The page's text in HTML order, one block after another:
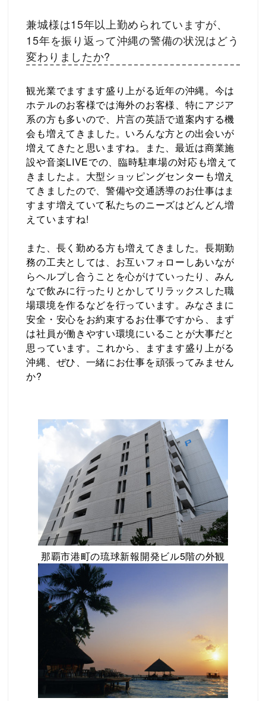
兼城様は15年以上勤められていますが、
15年を振り返って沖縄の警備の状況はどう
変わりましたか?
観光業でますます盛り上がる近年の沖縄。今は
ホテルのお客様では海外のお客様、特にアジア
系の方も多いので、片言の英語で道案内する機
会も増えてきました。いろんな方との出会いが
増えてきたと思いますね。また、最近は商業施
設や音楽LIVEでの、臨時駐車場の対応も増えて
きましたよ。大型ショッピングセンターも増え
てきましたので、警備や交通誘導のお仕事はま
すます増えていて私たちのニーズはどんどん増
えていますね!
また、長く勤める方も増えてきました。長期勤
務の工夫としては、お互いフォローしあいなが
らヘルプし合うことを心がけていったり、みん
なで飲みに行ったりとかしてリラックスした職
場環境を作るなどを行っています。みなさまに
安全・安心をお約束するお仕事ですから、まず
は社員が働きやすい環境にいることが大事だと
思っています。これから、ますます盛り上がる
沖縄、ぜひ、一緒にお仕事を頑張ってみません
か?
那覇市港町の琉球新報開発ビル5階の外観